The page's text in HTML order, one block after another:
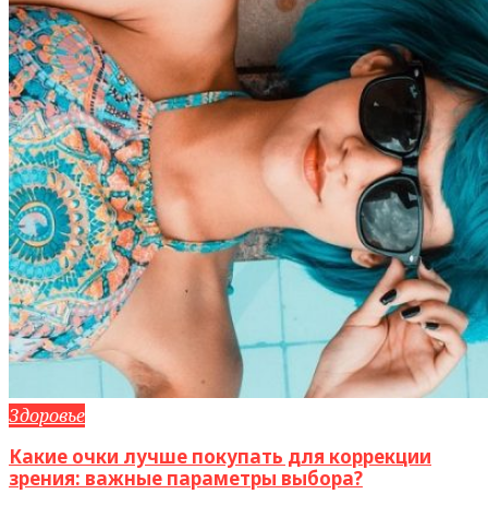
Здоровье
Какие очки лучше покупать для коррекции
зрения: важные параметры выбора?